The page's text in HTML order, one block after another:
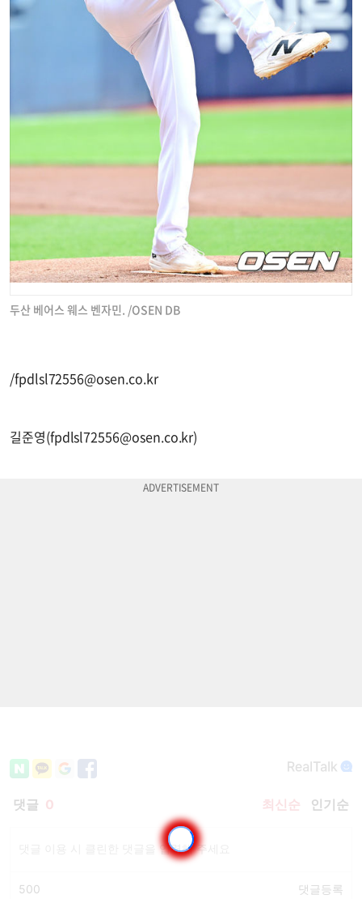
두산 베어스 웨스 벤자민. /OSEN DB
/fpdlsl72556@osen.co.kr
길준영(fpdlsl72556@osen.co.kr)